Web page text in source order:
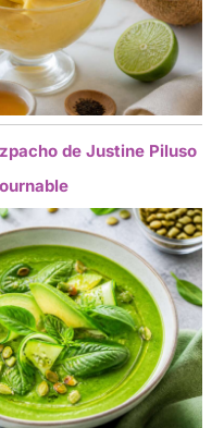
de Justine Piluso